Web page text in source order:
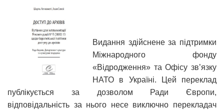
Видання здійснене за підтримки
Міжнародного фонду
«Відродження» та Офісу зв’язку
НАТО в Україні. Цей переклад
публікується за дозволом Ради Європи,
відповідальність за нього несе виключно перекладач